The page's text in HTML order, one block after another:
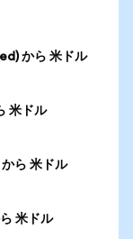
から 米ドル
米ドル
ら 米ドル
米ドル